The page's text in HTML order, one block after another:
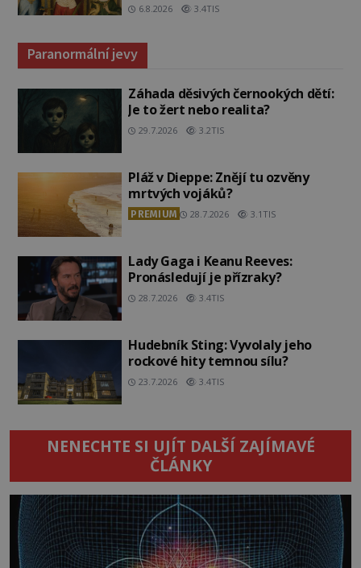
6.8.2026 3.4TIS
Paranormální jevy
Záhada děsivých černookých dětí:
Je to žert nebo realita?
29.7.2026 3.2TIS
Pláž v Dieppe: Znějí tu ozvěny
mrtvých vojáků?
PREMIUM 28.7.2026 3.1TIS
Lady Gaga i Keanu Reeves:
Pronásledují je přízraky?
28.7.2026 3.4TIS
Hudebník Sting: Vyvolaly jeho
rockové hity temnou sílu?
23.7.2026 3.4TIS
NENECHTE SI UJÍT DALŠÍ ZAJÍMAVÉ
ČLÁNKY